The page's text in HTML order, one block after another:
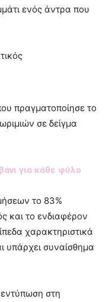
ενός άντρα που
πραγματοποίησε το
σε δείγμα
για κάθε φύλο
το 83%
και το ενδιαφέρον
χαρακτηριστικά
υπάρχει συναίσθημα
στη